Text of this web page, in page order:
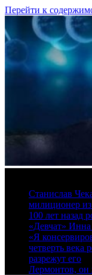
Перейти к
Станислав
милиционер
100 лет назад
«Девчат»
«Я
четверть века
разрежут его
Лермонтов, он